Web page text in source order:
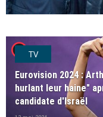
player2TV
Eurovision 2024 :
hurlant leur haine"
candidate d'Israël